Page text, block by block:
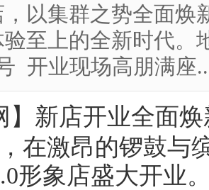
以集群之势全面焕
至上的全新时代。
开业现场高朋满座
】 新店开业全面
在激昂的锣鼓与
形象店盛大开业